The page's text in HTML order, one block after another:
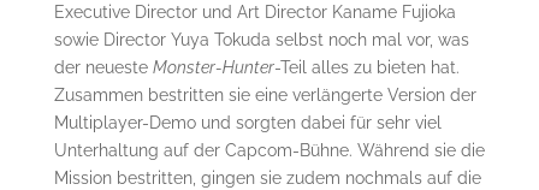
Executive Director und Art Director Kaname Fujioka
sowie Director Yuya Tokuda selbst noch mal vor, was
der neueste Monster-Hunter-Teil alles zu bieten hat.
Zusammen bestritten sie eine verlängerte Version der
Multiplayer-Demo und sorgten dabei für sehr viel
Unterhaltung auf der Capcom-Bühne. Während sie die
Mission bestritten, gingen sie zudem nochmals auf die